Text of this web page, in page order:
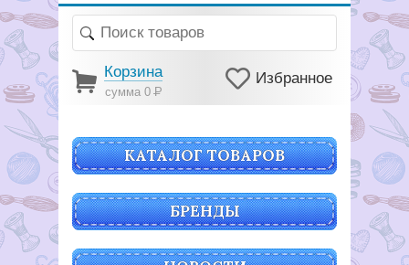
Корзина
сумма 0Р
Избранное
КАТАЛОГ ТОВАРОВ
БРЕНДЫ